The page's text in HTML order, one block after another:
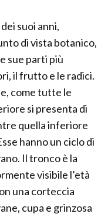
suoi anni,
di vista botanico,
sue parti più
il frutto e le radici.
come tutte le
si presenta di
quella inferiore
hanno un ciclo di
Il tronco è la
visibile l’età
una corteccia
cupa e grinzosa